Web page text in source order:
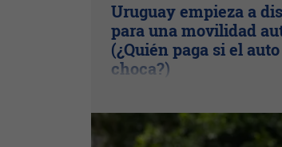
Uruguay empieza a
para una movilidad
(¿Quién paga si el
choca?)